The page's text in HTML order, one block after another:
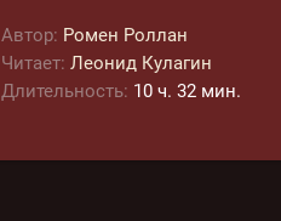
Автор: Ромен Роллан
Читает: Леонид Кулагин
Длительность: 10 ч. 32 мин.